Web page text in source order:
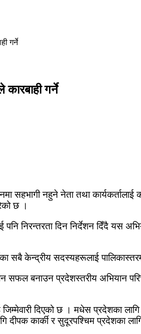
गर्ने
गर्ने
सहभागी नहुने नेता तथा कार्यकर्तालाई
छ ।
निरन्तरता दिन निर्देशन दिँदै यस
सबै केन्द्रीय सदस्यहरूलाई
बनाउन प्रदेशस्तरीय अभियान
दिएको छ । मधेस प्रदेशका
दीपक कार्की र सुदूरपश्चिम प्रदेशका